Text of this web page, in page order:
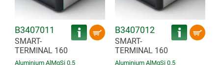
B3407011
SMART-
TERMINAL 160
Aluminium AlMgSi 0,5
B3407012
SMART-
TERMINAL 160
Aluminium AlMgSi 0,5